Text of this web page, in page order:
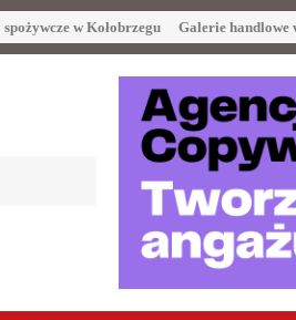
w Kołobrzegu Galerie handlowe